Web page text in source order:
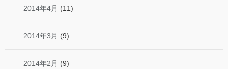
2014年4月 (11)
2014年3月 (9)
2014年2月 (9)